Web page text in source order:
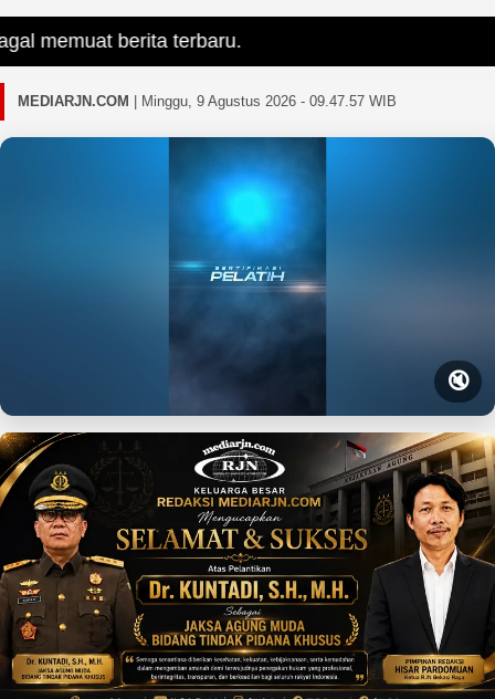
memuat berita terbaru.
MEDIARJN.COM Minggu, 9 Agustus 2026 - 09.47.59 WIB
🔇